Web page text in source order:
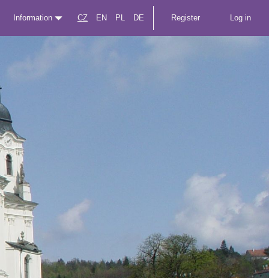
Information CZ EN PL DE Register Log in